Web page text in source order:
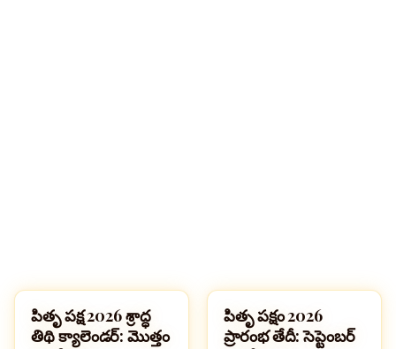
పండుగలు
పితృ పక్ష 2026 శ్రాద్ధ
తిథి క్యాలెండర్: మొత్తం
పండుగలు
పితృ పక్షం 2026
ప్రారంభ తేదీ: సెప్టెంబర్